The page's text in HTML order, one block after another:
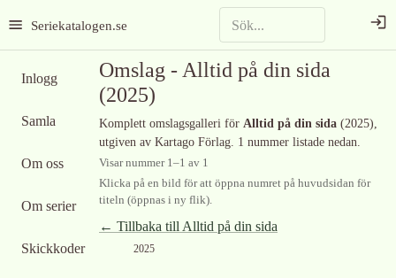
Seriekatalogen.se
Inlogg
Samla
Om oss
Om serier
Skickkoder
Omslag - Alltid på din sida
(2025)
Komplett omslagsgalleri för Alltid på din sida (2025),
utgiven av Kartago Förlag. 1 nummer listade nedan.
Visar nummer 1–1 av 1
Klicka på en bild för att öppna numret på huvudsidan för
titeln (öppnas i ny flik).
← Tillbaka till Alltid på din sida
2025